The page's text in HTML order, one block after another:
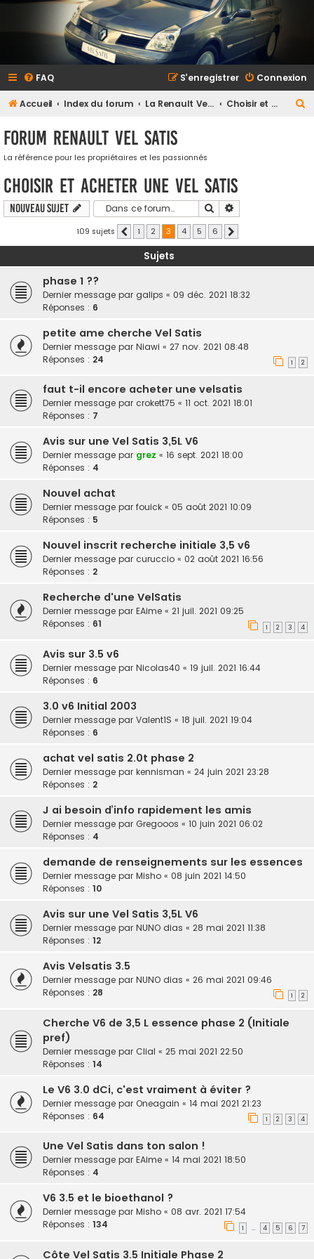
FAQ Connexion
S’enregistrer
Accueil Index du forum La Renault Vel Satis Choisir et acheter une Vel Satis
e
r
Forum Renault VEL SATIS
La référence pour les propriétaires et les passionnés
Choisir et acheter une Vel Satis
Nouveau sujet Rechercher
109 sujets Précédente
1 2 3 4 5 6
Sujets
phase 1 ??
Dernier message par galips « 09 déc. 2021 18:32
Réponses : 6
petite ame cherche Vel Satis
Dernier message par Niawi « 27 nov. 2021 08:48
Réponses : 24 1 2
faut t-il encore acheter une velsatis
Dernier message par crokett75 « 11 oct. 2021 18:01
Réponses : 7
Avis sur une Vel Satis 3,5L V6
Dernier message par grez « 16 sept. 2021 18:00
Réponses : 4
Nouvel achat
Dernier message par fouick « 05 août 2021 10:09
Réponses : 5
Nouvel inscrit recherche initiale 3,5 v6
Dernier message par curuccio « 02 août 2021 16:56
Réponses : 2
Recherche d'une VelSatis
Dernier message par EAime « 21 juil. 2021 09:25
Réponses : 61 1 2 3 4
Avis sur 3.5 v6
Dernier message par Nicolas40 « 19 juil. 2021 16:44
Réponses : 6
3.0 v6 Initial 2003
Dernier message par Valent1S « 18 juil. 2021 19:04
Réponses : 6
achat vel satis 2.0t phase 2
Dernier message par kennisman « 24 juin 2021 23:28
Réponses : 2
J ai besoin d’info rapidement les amis
Dernier message par Gregooos « 10 juin 2021 06:02
Réponses : 4
demande de renseignements sur les essences
Dernier message par Misho « 08 juin 2021 14:50
Réponses : 10
Avis sur une Vel Satis 3,5L V6
Dernier message par NUNO dias « 28 mai 2021 11:38
Réponses : 12
Avis Velsatis 3.5
Dernier message par NUNO dias « 26 mai 2021 09:46
Réponses : 28 1 2
Cherche V6 de 3,5 L essence phase 2 (Initiale
pref)
Dernier message par Clial « 25 mai 2021 22:50
Réponses : 14
Le V6 3.0 dCi, c'est vraiment à éviter ?
Dernier message par Oneagain « 14 mai 2021 21:23
Réponses : 64 1 2 3 4
Une Vel Satis dans ton salon !
Dernier message par EAime « 14 mai 2021 18:50
Réponses : 4
V6 3.5 et le bioethanol ?
Dernier message par Misho « 08 avr. 2021 17:54
Réponses : 134 1 … 4 5 6 7
Côte Vel Satis 3.5 Initiale Phase 2